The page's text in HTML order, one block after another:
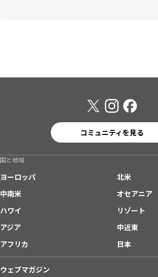
コミュニティを見る
国と地域
ヨーロッパ
北米
中南米
オセアニア
ハワイ
リゾート
アジア
中近東
アフリカ
日本
ウェブマガジン